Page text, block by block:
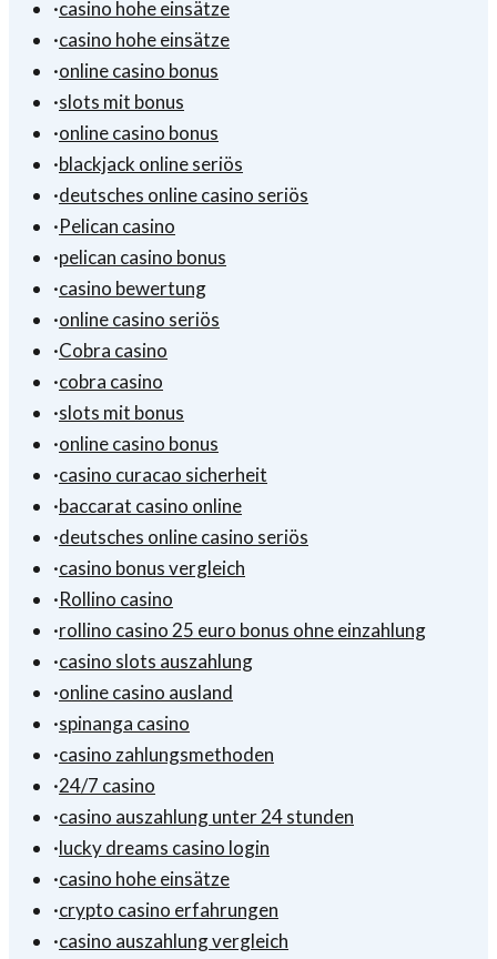
·casino hohe einsätze
·casino hohe einsätze
·online casino bonus
·slots mit bonus
·online casino bonus
·blackjack online seriös
·deutsches online casino seriös
·Pelican casino
·pelican casino bonus
·casino bewertung
·online casino seriös
·Cobra casino
·cobra casino
·slots mit bonus
·online casino bonus
·casino curacao sicherheit
·baccarat casino online
·deutsches online casino seriös
·casino bonus vergleich
·Rollino casino
·rollino casino 25 euro bonus ohne einzahlung
·casino slots auszahlung
·online casino ausland
·spinanga casino
·casino zahlungsmethoden
·24/7 casino
·casino auszahlung unter 24 stunden
·lucky dreams casino login
·casino hohe einsätze
·crypto casino erfahrungen
·casino auszahlung vergleich